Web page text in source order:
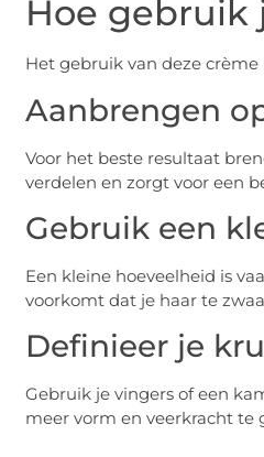
Hoe gebruik
Het gebruik van deze
Aanbrengen
Voor het beste resultaat
verdelen en zorgt voor een
Gebruik een
Een kleine hoeveelheid is
voorkomt dat je haar te
Definieer je
Gebruik je vingers of een
meer vorm en veerkracht te